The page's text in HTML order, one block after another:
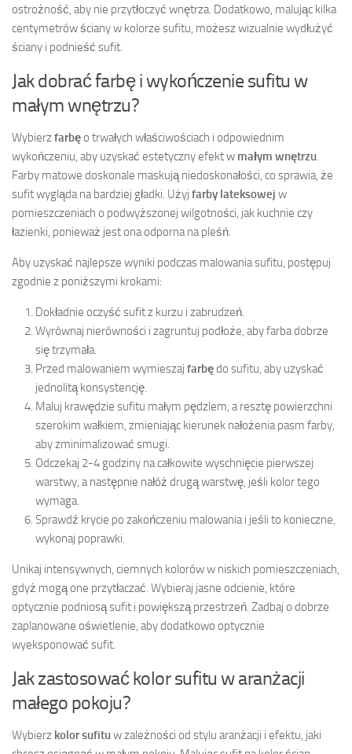
ostrożność, aby nie przytłoczyć wnętrza. Dodatkowo, malując kilka
centymetrów ściany w kolorze sufitu, możesz wizualnie wydłużyć
ściany i podnieść sufit.
Jak dobrać farbę i wykończenie sufitu w
małym wnętrzu?
Wybierzfarbęo trwałych właściwościach i odpowiednim
wykończeniu, aby uzyskać estetyczny efekt w małym wnętrzu
Farby matowe doskonale maskują niedoskonałości, co sprawia, że
sufit wygląda na bardziej gładki. Użyj farby lateksowej w
pomieszczeniach o podwyższonej wilgotności, jak kuchnie czy
łazienki, ponieważ jest ona odporna na pleśń.
Aby uzyskać najlepsze wyniki podczas malowania sufitu, postępuj
zgodnie z poniższymi krokami:
Dokładnie oczyść sufit z kurzu i zabrudzeń.
Wyrównaj nierówności i zagruntuj podłoże, aby farba dobrze
się trzymała.
Przed malowaniem wymieszaj farbędo sufitu, aby uzyskać
jednolitą konsystencję.
Maluj krawędzie sufitu małym pędzlem, a resztę powierzchni
szerokim wałkiem, zmieniając kierunek nałożenia pasm farby,
aby zminimalizować smugi.
Odczekaj 2-4 godziny na całkowite wyschnięcie pierwszej
warstwy, a następnie nałóż drugą warstwę, jeśli kolor tego
wymaga.
Sprawdź krycie po zakończeniu malowania i jeśli to konieczne,
wykonaj poprawki.
Unikaj intensywnych, ciemnych kolorów w niskich pomieszczeniach,
gdyż mogą one przytłaczać. Wybieraj jasne odcienie, które
optycznie podniosą sufit i powiększą przestrzeń. Zadbaj o dobrze
zaplanowane oświetlenie, aby dodatkowo optycznie
wyeksponować sufit.
Jak zastosować kolor sufitu w aranżacji
małego pokoju?
Wybierz kolor sufituw zależności od stylu aranżacji i efektu, jaki